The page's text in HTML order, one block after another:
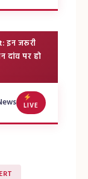
इन जरूरी
पर हो
LIVE